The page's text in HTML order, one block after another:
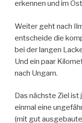
erkennen und im
Weiter geht nach
entscheide die
bei der langen
Und ein paar
nach Ungarn.
Das nächste Ziel
einmal eine
(mit gut